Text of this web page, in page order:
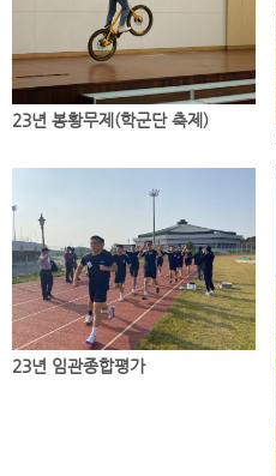
23년 봉황무제(학군단 축제)
23년 임관종합평가